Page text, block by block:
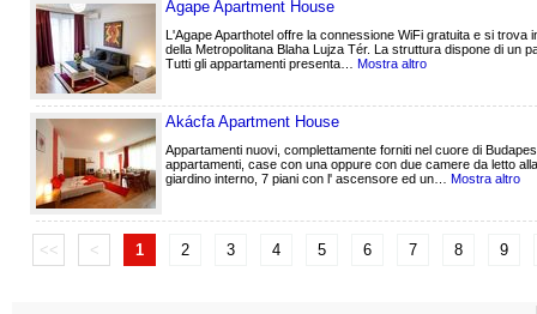
Agape Apartment House
L'Agape Aparthotel offre la connessione WiFi gratuita e si
della Metropolitana Blaha Lujza Tér. La struttura dispone di un
Tutti gli appartamenti presenta… Mostra altro
Akácfa Apartment House
Appartamenti nuovi, complettamente forniti nel cuore di
appartamenti, case con una oppure con due camere da letto
giardino interno, 7 piani con l' ascensore ed un… Mostra altro
<< < 1 2 3 4 5 6 7 8 9